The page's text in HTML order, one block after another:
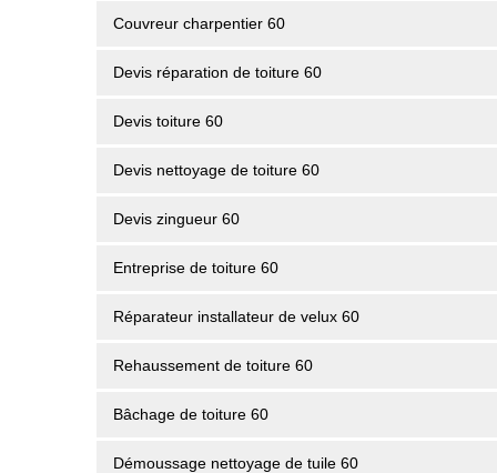
Couvreur charpentier 60
Devis réparation de toiture 60
Devis toiture 60
Devis nettoyage de toiture 60
Devis zingueur 60
Entreprise de toiture 60
Réparateur installateur de velux 60
Rehaussement de toiture 60
Bâchage de toiture 60
Démoussage nettoyage de tuile 60